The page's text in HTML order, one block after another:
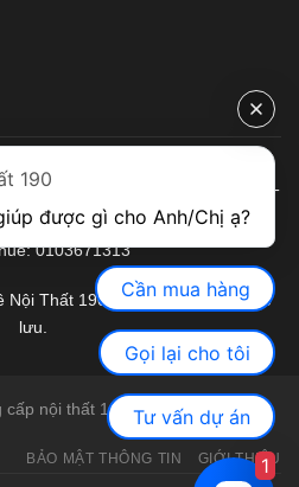
vui lòng liên hệ chúng tôi:
THƯƠNG MẠI VÀ SẢN XUẤT VIỆT
THẤT
0103671313
Nội Thất 190. Mọi quyền được bảo
lưu.
cấp nội thất 190 chính hãng
BẢO MẬT THÔNG TIN GIỚI THIỆU
190
Cần mua hàng
Gọi lại cho tôi
Tư vấn dự án
1